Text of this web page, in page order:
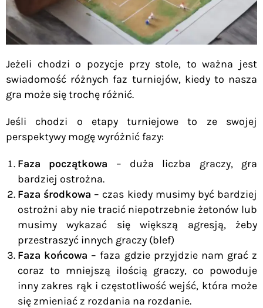
Jeżeli chodzi o pozycje przy stole, to ważna jest
swiadomość różnych faz turniejów, kiedy to nasza
gra może się trochę różnić.
Jeśli chodzi o etapy turniejowe to ze swojej
perspektywy mogę wyróżnić fazy:
Faza początkowa – duża liczba graczy, gra
bardziej ostrożna.
Faza środkowa – czas kiedy musimy być bardziej
ostrożni aby nie tracić niepotrzebnie żetonów lub
musimy wykazać się większą agresją, żeby
przestraszyć innych graczy (blef)
Faza końcowa – faza gdzie przyjdzie nam grać z
coraz to mniejszą ilością graczy, co powoduje
inny zakres rąk i częstotliwość wejść, która może
się zmieniać z rozdania na rozdanie.